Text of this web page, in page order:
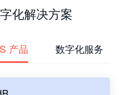
化解决方案
产品 数字化服务